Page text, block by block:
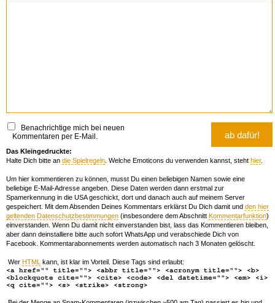
Benachrichtige mich bei neuen
Kommentaren per E-Mail.
Das Kleingedruckte:
Halte Dich bitte an die Spielregeln . Welche Emoticons du verwenden kannst, steht hier.
Um hier kommentieren zu können, musst Du einen beliebigen Namen sowie eine
beliebige E-Mail-Adresse angeben. Diese Daten werden dann erstmal zur
Spamerkennung in die USA geschickt, dort und danach auch auf meinem Server
gespeichert. Mit dem Absenden Deines Kommentars erklärst Du Dich damit und den hier
geltenden Datenschutzbestimmungen (insbesondere dem Abschnitt Kommentarfunktion)
einverstanden. Wenn Du damit nicht einverstanden bist, lass das Kommentieren bleiben,
aber dann deinstalliere bitte auch sofort WhatsApp und verabschiede Dich von
Facebook. Kommentarabonnements werden automatisch nach 3 Monaten gelöscht.
Wer HTML kann, ist klar im Vorteil. Diese Tags sind erlaubt:
<a href="" title=""> <abbr title=""> <acronym title=""> <b>
<blockquote cite=""> <cite> <code> <del datetime=""> <em> <i>
<q cite=""> <s> <strike> <strong>